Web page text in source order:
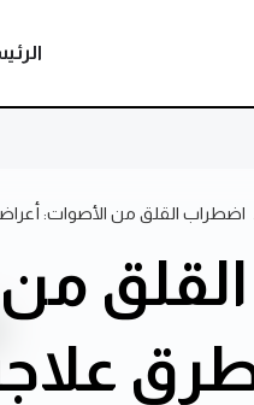
اضطراب القلق من الأصوات: